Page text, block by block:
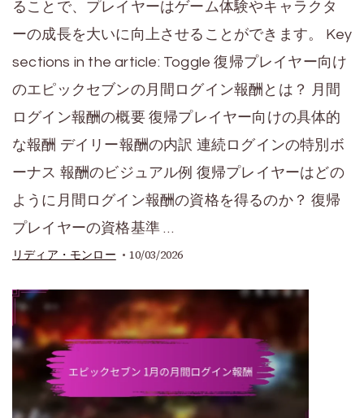
ることで、プレイヤーはゲーム体験やキャラクタ
ーの成長を大いに向上させることができます。 Key
sections in the article: Toggle 復帰プレイヤー向け
のエピックセブンの月間ログイン報酬とは？ 月間
ログイン報酬の概要 復帰プレイヤー向けの具体的
な報酬 デイリー報酬の内訳 連続ログインの特別ボ
ーナス 報酬のビジュアル例 復帰プレイヤーはどの
ように月間ログイン報酬の資格を得るのか？ 復帰
プレイヤーの資格基準 …
リディア・モンロー 10/03/2026